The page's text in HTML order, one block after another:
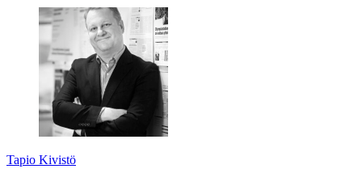
Tapio Kivistö